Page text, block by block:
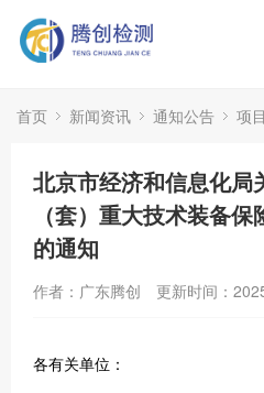
首页 新闻资讯 通知公告 项
北京市经济和信息化局
（套）重大技术装备
的通知
作者：广东腾创 更新时间：
各有关单位：